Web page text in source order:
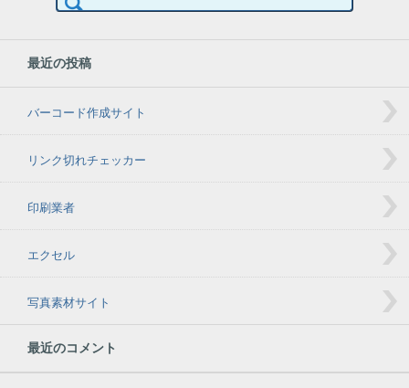
最近の投稿
バーコード作成サイト
リンク切れチェッカー
印刷業者
エクセル
写真素材サイト
最近のコメント